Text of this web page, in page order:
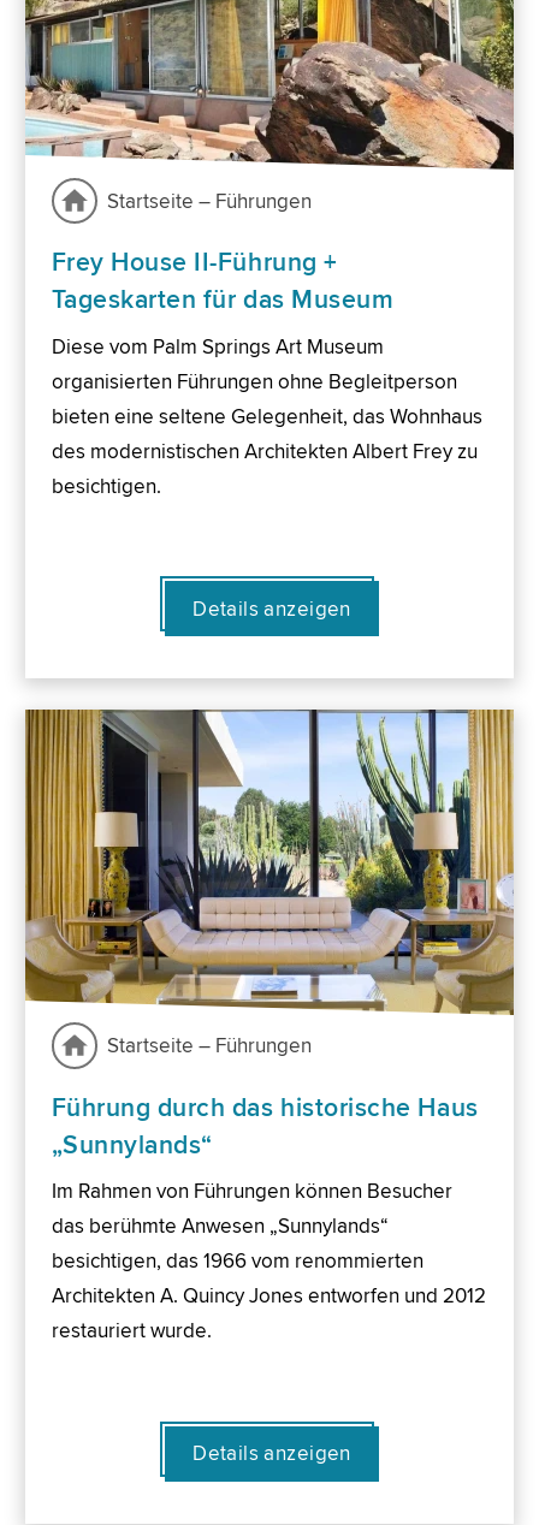
Startseite – Führungen
Frey House II-Führung +
Tageskarten für das Museum
Diese vom Palm Springs Art Museum
organisierten Führungen ohne Begleitperson
bieten eine seltene Gelegenheit, das Wohnhaus
des modernistischen Architekten Albert Frey zu
besichtigen.
Details anzeigen
Startseite – Führungen
Führung durch das historische Haus
„Sunnylands“
Im Rahmen von Führungen können Besucher
das berühmte Anwesen „Sunnylands“
besichtigen, das 1966 vom renommierten
Architekten A. Quincy Jones entworfen und 2012
restauriert wurde.
Details anzeigen